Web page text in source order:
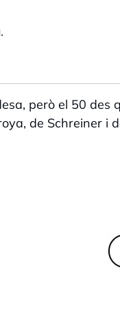
però el 50 des
de Schreiner i